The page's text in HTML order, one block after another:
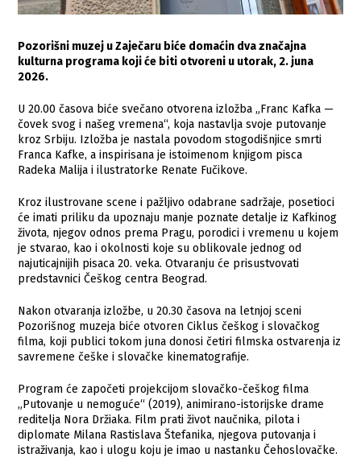
Pozorišni muzej u Zaječaru biće domaćin dva značajna
kulturna programa koji će biti otvoreni u utorak, 2. juna
2026.
U 20.00 časova biće svečano otvorena izložba „Franc Kafka —
čovek svog i našeg vremena“, koja nastavlja svoje putovanje
kroz Srbiju. Izložba je nastala povodom stogodišnjice smrti
Franca Kafke, a inspirisana je istoimenom knjigom pisca
Radeka Malija i ilustratorke Renate Fučikove.
Kroz ilustrovane scene i pažljivo odabrane sadržaje, posetioci
će imati priliku da upoznaju manje poznate detalje iz Kafkinog
života, njegov odnos prema Pragu, porodici i vremenu u kojem
je stvarao, kao i okolnosti koje su oblikovale jednog od
najuticajnijih pisaca 20. veka. Otvaranju će prisustvovati
predstavnici Češkog centra Beograd.
Nakon otvaranja izložbe, u 20.30 časova na letnjoj sceni
Pozorišnog muzeja biće otvoren Ciklus češkog i slovačkog
filma, koji publici tokom juna donosi četiri filmska ostvarenja iz
savremene češke i slovačke kinematografije.
Program će započeti projekcijom slovačko-češkog filma
„Putovanje u nemoguće“ (2019), animirano-istorijske drame
reditelja Nora Držiaka. Film prati život naučnika, pilota i
diplomate Milana Rastislava Štefanika, njegova putovanja i
istraživanja, kao i ulogu koju je imao u nastanku Čehoslovačke.